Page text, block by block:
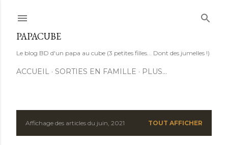
PAPACUBE
Le blog BD d'un papa au cube (3 petites filles... Dont des jumelles !)
ACCUEIL SORTIES EN FAMILLE PLUS…
AAffichage des articles du juin, 2021 TOUT AFFICHER